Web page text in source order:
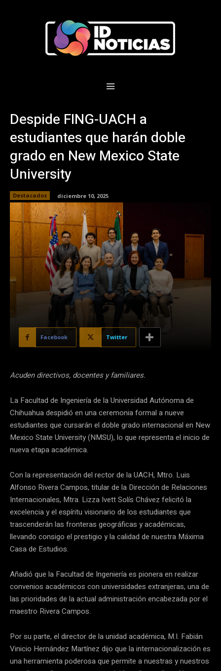
Despide FING-UACH a
estudiantes que harán doble
grado en New Mexico State
University
Destacados diciembre 10, 2025
Facebook Twitter
Acuden directivos, docentes y familiares.
La Facultad de Ingeniería de la Universidad Autónoma de
Chihuahua despidió en una ceremonia formal a nueve
estudiantes que cursarán el doble grado internacional en New
Mexico State University (NMSU), lo que representa el inicio de
nueva etapa académica.
Con la representación del rector de la UACH, Mtro. Luis
Alfonso Rivera Campos, titular de la Dirección de Relaciones
Internacionales, Mtra. Lizza Ivett Solís Chávez felicitó la
excelencia y el espíritu visionario de los estudiantes que
trascenderán las fronteras geográficas y académicas,
llevando consigo el prestigio y la calidad de nuestra Máxima
Casa de Estudios.
Añadió que la Facultad de Ingeniería es pionera en realizar
convenios académicos con universidades extranjeras, una de
las prioridades de la actual administración encabezada por el
maestro Rivera Campos.
Por su parte, el director de la unidad académica, M.I. Fabián
Vinicio Hernández Martínez dijo que la internacionalización es
una herramienta poderosa que permite a nuestras y nuestros